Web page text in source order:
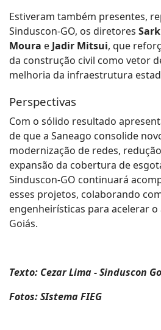
Estiveram também presentes,
Sinduscon-GO, os diretores
Moura e Jadir Mitsui, que
da construção civil como vetor
melhoria da infraestrutura
Perspectivas
Com o sólido resultado
de que a Saneago consolide
modernização de redes,
expansão da cobertura de
Sinduscon-GO continuará
esses projetos, colaborando
engenheirísticas para acelerar
Goiás.
Texto: Cezar Lima - Sinduscon
Fotos: SIstema FIEG